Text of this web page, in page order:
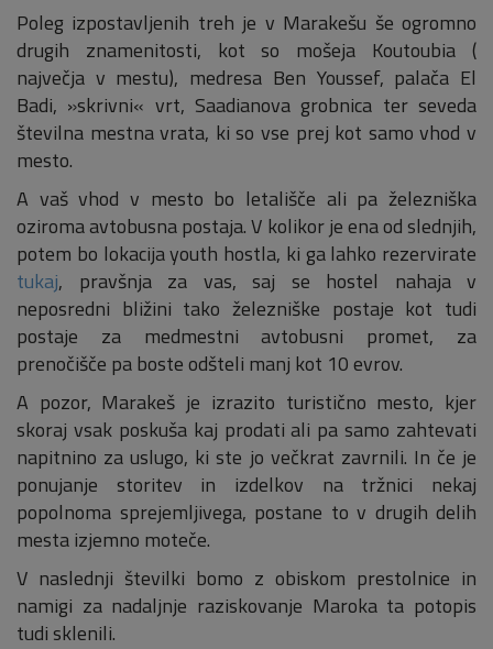
Poleg izpostavljenih treh je v Marakešu še ogromno
drugih znamenitosti, kot so mošeja Koutoubia (
največja v mestu), medresa Ben Youssef, palača El
Badi, »skrivni« vrt, Saadianova grobnica ter seveda
številna mestna vrata, ki so vse prej kot samo vhod v
mesto.
A vaš vhod v mesto bo letališče ali pa železniška
oziroma avtobusna postaja. V kolikor je ena od slednjih,
potem bo lokacija youth hostla, ki ga lahko rezervirate
tukaj, pravšnja za vas, saj se hostel nahaja v
neposredni bližini tako železniške postaje kot tudi
postaje za medmestni avtobusni promet, za
prenočišče pa boste odšteli manj kot 10 evrov.
A pozor, Marakeš je izrazito turistično mesto, kjer
skoraj vsak poskuša kaj prodati ali pa samo zahtevati
napitnino za uslugo, ki ste jo večkrat zavrnili. In če je
ponujanje storitev in izdelkov na tržnici nekaj
popolnoma sprejemljivega, postane to v drugih delih
mesta izjemno moteče.
V naslednji številki bomo z obiskom prestolnice in
namigi za nadaljnje raziskovanje Maroka ta potopis
tudi sklenili.